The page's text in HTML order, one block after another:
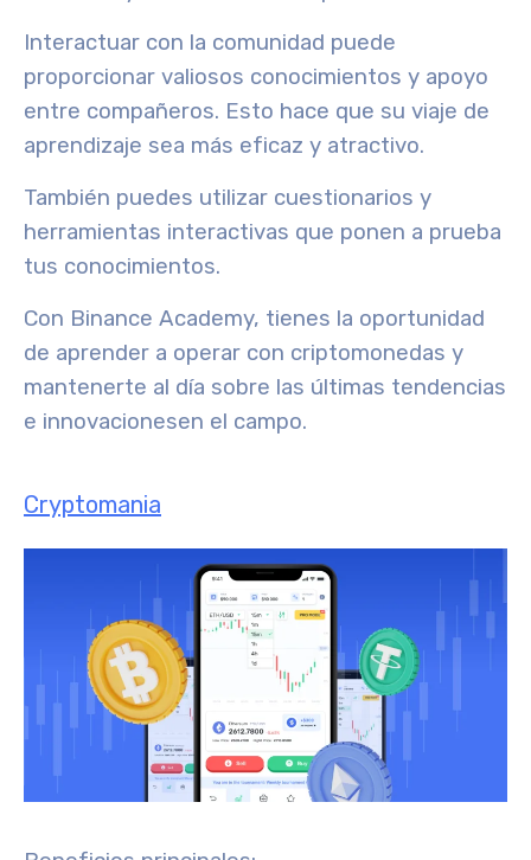
Interactuar con la comunidad puede
proporcionar valiosos conocimientos y apoyo
entre compañeros. Esto hace que su viaje de
aprendizaje sea más eficaz y atractivo.
También puedes utilizar cuestionarios y
herramientas interactivas que ponen a prueba
tus conocimientos.
Con Binance Academy, tienes la oportunidad
de aprender a operar con criptomonedas y
mantenerte al día sobre las últimas tendencias
e innovacionesen el campo.
Cryptomania